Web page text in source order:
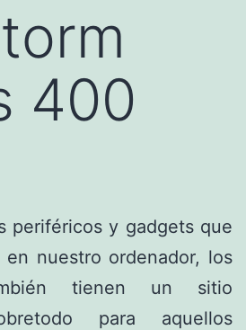
400
periféricos y gadgets que
en nuestro ordenador, los
tienen un sitio
para aquellos